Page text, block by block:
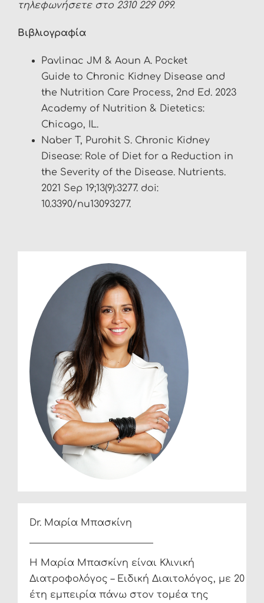
τηλεφωνήσετε στο 2310 229 099.
Βιβλιογραφία
Pavlinac JM & Aoun A. Pocket
Guide to Chronic Kidney Disease and
the Nutrition Care Process, 2nd Ed. 2023
Academy of Nutrition & Dietetics:
Chicago, IL.
Naber T, Purohit S. Chronic Kidney
Disease: Role of Diet for a Reduction in
the Severity of the Disease. Nutrients.
2021 Sep 19;13(9):3277. doi:
10.3390/nu13093277.
Dr. Μαρία Μπασκίνη
Η Μαρία Μπασκίνη είναι Κλινική
Διατροφολόγος – Ειδική Διαιτολόγος, με 20
έτη εμπειρία πάνω στον τομέα της